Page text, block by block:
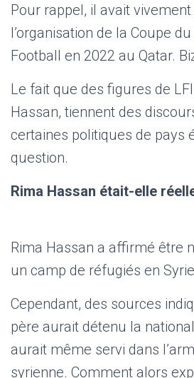
Pour rappel, il avait
l’organisation de la Coupe
Football en 2022 au Qatar.
Le fait que des figures de
Hassan, tiennent des
certaines politiques de pays
Rima Hassan était-elle
Rima Hassan a affirmé être
un camp de réfugiés en
Cependant, des sources
père aurait détenu la
aurait même servi dans
syrienne. Comment alors